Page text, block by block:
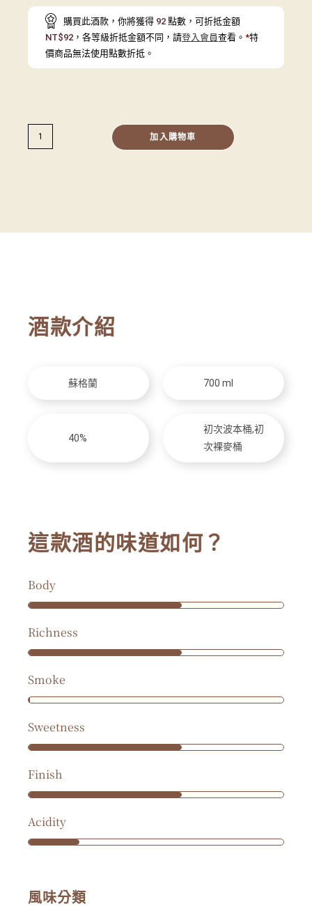
購買此酒款，你將獲得 92 點數，可折抵金額
NT$92 ，各等級折抵金額不同，請登入會員查看。 *特
價商品無法使用點數折抵。
加入購物車
酒款介紹
蘇格蘭 700 ml
40%
初次波本桶,初
次裸麥桶
這款酒的味道如何？
Body
Richness
Smoke
Sweetness
Finish
Acidity
風味分類